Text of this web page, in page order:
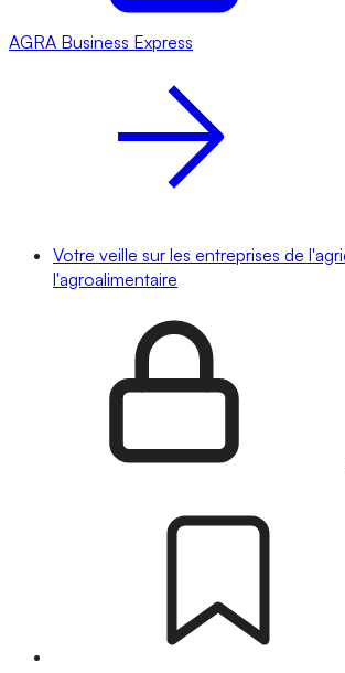
AGRA Business Express
Votre veille sur les entreprises de
l'agroalimentaire